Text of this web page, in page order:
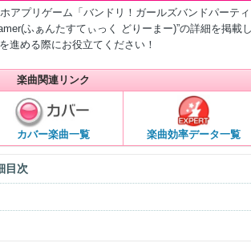
アプリゲーム「バンドリ！ガールズバンドパーティ
ふぁんたすてぃっく どりーまー)”の詳細を掲載
進める際にお役立てください！
楽曲関連リンク
カバー楽曲一覧 楽曲効率データ一覧
目次